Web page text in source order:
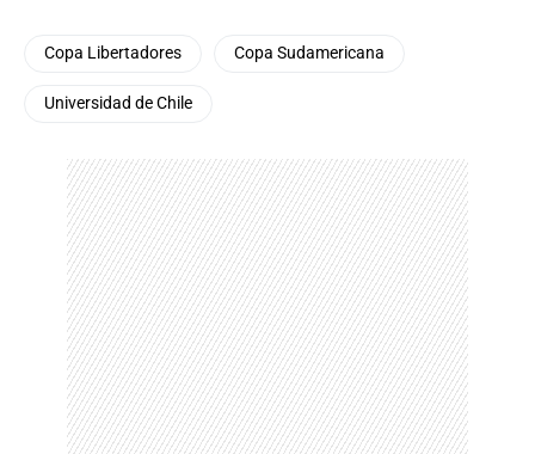
Copa Libertadores Copa Sudamericana
Universidad de Chile